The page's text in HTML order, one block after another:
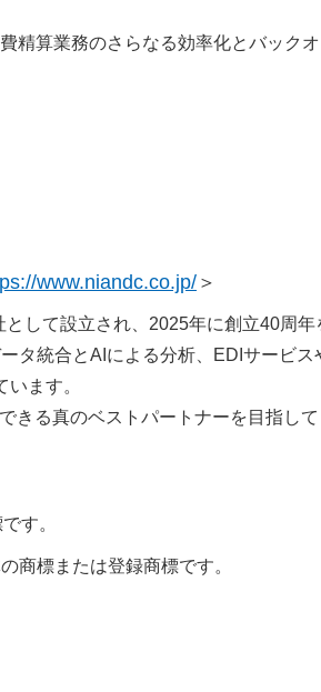
精算業務のさらなる効率化とバック
www.niandc.co.jp/＞
して設立され、2025年に創立40周年
タ統合とAIによる分析、EDIサービス
ます。
きる真のベストパートナーを目指し
す。
商標または登録商標です。